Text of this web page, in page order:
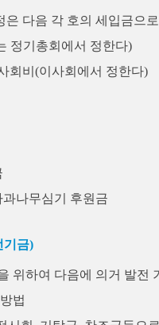
은 다음 각 호의 세입금으
정기총회에서 정한다)
회비(이사회에서 정한다)
과나무심기 후원금
기금)
위하여 다음에 의거 발전
법